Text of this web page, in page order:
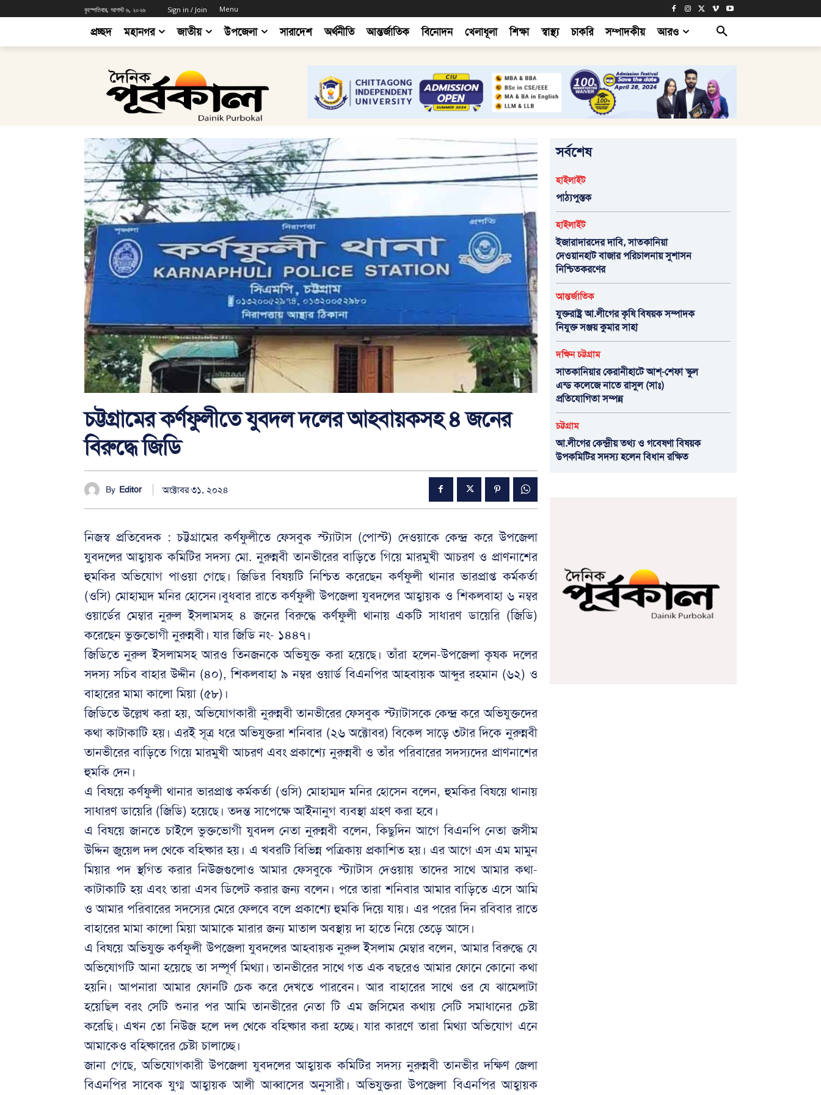
বৃহস্পতিবার, আগস্ট ৬, ২০২৬ Sign in / Join Menu
প্রচ্ছদ মহানগর জাতীয় উপজেলা সারাদেশ অর্থনীতি আন্তর্জাতিক বিনোদন খেলাধূলা শিক্ষা স্বাস্থ্য চাকরি সম্পাদকীয় আরও
চট্টগ্রামের কর্ণফুলীতে যুবদল দলের আহবায়কসহ ৪ জনের
বিরুদ্ধে জিডি
By Editor অক্টোবর ৩১, ২০২৪
নিজস্ব প্রতিবেদক : চট্টগ্রামের কর্ণফুলীতে ফেসবুক স্ট্যাটাস (পোস্ট) দেওয়াকে কেন্দ্র করে উপজেলা
যুবদলের আহ্বায়ক কমিটির সদস্য মো. নুরুন্নবী তানভীরের বাড়িতে গিয়ে মারমুখী আচরণ ও প্রাণনাশের
হুমকির অভিযোগ পাওয়া গেছে। জিডির বিষয়টি নিশ্চিত করেছেন কর্ণফুলী থানার ভারপ্রাপ্ত কর্মকর্তা
(ওসি) মোহাম্মদ মনির হোসেন।বুধবার রাতে কর্ণফুলী উপজেলা যুবদলের আহ্বায়ক ও শিকলবাহা ৬ নম্বর
ওয়ার্ডের মেম্বার নুরুল ইসলামসহ ৪ জনের বিরুদ্ধে কর্ণফুলী থানায় একটি সাধারণ ডায়েরি (জিডি)
করেছেন ভুক্তভোগী নুরুন্নবী। যার জিডি নং- ১৪৪৭।
জিডিতে নুরুল ইসলামসহ আরও তিনজনকে অভিযুক্ত করা হয়েছে। তাঁরা হলেন-উপজেলা কৃষক দলের
সদস্য সচিব বাহার উদ্দীন (৪০), শিকলবাহা ৯ নম্বর ওয়ার্ড বিএনপির আহবায়ক আব্দুর রহমান (৬২) ও
বাহারের মামা কালো মিয়া (৫৮)।
জিডিতে উল্লেখ করা হয়, অভিযোগকারী নুরুন্নবী তানভীরের ফেসবুক স্ট্যাটাসকে কেন্দ্র করে অভিযুক্তদের
কথা কাটাকাটি হয়। এরই সূত্র ধরে অভিযুক্তরা শনিবার (২৬ অক্টোবর) বিকেল সাড়ে ৩টার দিকে নুরুন্নবী
তানভীরের বাড়িতে গিয়ে মারমুখী আচরণ এবং প্রকাশ্যে নুরুন্নবী ও তাঁর পরিবারের সদস্যদের প্রাণনাশের
হুমকি দেন।
এ বিষয়ে কর্ণফুলী থানার ভারপ্রাপ্ত কর্মকর্তা (ওসি) মোহাম্মদ মনির হোসেন বলেন, হুমকির বিষয়ে থানায়
সাধারণ ডায়েরি (জিডি) হয়েছে। তদন্ত সাপেক্ষে আইনানুগ ব্যবস্থা গ্রহণ করা হবে।
এ বিষয়ে জানতে চাইলে ভুক্তভোগী যুবদল নেতা নুরুন্নবী বলেন, কিছুদিন আগে বিএনপি নেতা জসীম
উদ্দিন জুয়েল দল থেকে বহিষ্কার হয়। এ খবরটি বিভিন্ন পত্রিকায় প্রকাশিত হয়। এর আগে এস এম মামুন
মিয়ার পদ স্থগিত করার নিউজগুলোও আমার ফেসবুকে স্ট্যাটাস দেওয়ায় তাদের সাথে আমার কথা-
কাটাকাটি হয় এবং তারা এসব ডিলেট করার জন্য বলেন। পরে তারা শনিবার আমার বাড়িতে এসে আমি
ও আমার পরিবারের সদস্যের মেরে ফেলবে বলে প্রকাশ্যে হুমকি দিয়ে যায়। এর পরের দিন রবিবার রাতে
বাহারের মামা কালো মিয়া আমাকে মারার জন্য মাতাল অবস্থায় দা হাতে নিয়ে তেড়ে আসে।
এ বিষয়ে অভিযুক্ত কর্ণফুলী উপজেলা যুবদলের আহবায়ক নুরুল ইসলাম মেম্বার বলেন, আমার বিরুদ্ধে যে
অভিযোগটি আনা হয়েছে তা সম্পূর্ণ মিথ্যা। তানভীরের সাথে গত এক বছরেও আমার ফোনে কোনো কথা
হয়নি। আপনারা আমার ফোনটি চেক করে দেখতে পারবেন। আর বাহারের সাথে ওর যে ঝামেলাটা
হয়েছিল বরং সেটি শুনার পর আমি তানভীরের নেতা টি এম জসিমের কথায় সেটি সমাধানের চেষ্টা
করেছি। এখন তো নিউজ হলে দল থেকে বহিষ্কার করা হচ্ছে। যার কারণে তারা মিথ্যা অভিযোগ এনে
আমাকেও বহিষ্কারের চেষ্টা চালাচ্ছে।
জানা গেছে, অভিযোগকারী উপজেলা যুবদলের আহ্বায়ক কমিটির সদস্য নুরুন্নবী তানভীর দক্ষিণ জেলা
বিএনপির সাবেক যুগ্ম আহ্বায়ক আলী আব্বাসের অনুসারী। অভিযুক্তরা উপজেলা বিএনপির আহ্বায়ক
সর্বশেষ
হাইলাইট
পাঠ্যপুস্তক
হাইলাইট
ইজারাদারদের দাবি, সাতকানিয়া
দেওয়ানহাট বাজার পরিচালনায় সুশাসন
নিশ্চিতকরণের
আন্তর্জাতিক
যুক্তরাষ্ট্র আ.লীগের কৃষি বিষয়ক সম্পাদক
নিযুক্ত সঞ্জয় কুমার সাহা
দক্ষিন চট্টগ্রাম
সাতকানিয়ার কেরানীহাটে আশ্-শেফা স্কুল
এন্ড কলেজে নাতে রাসুল (সাঃ)
প্রতিযোগিতা সম্পন্ন
চট্টগ্রাম
আ.লীগের কেন্দ্রীয় তথ্য ও গবেষণা বিষয়ক
উপকমিটির সদস্য হলেন বিধান রক্ষিত